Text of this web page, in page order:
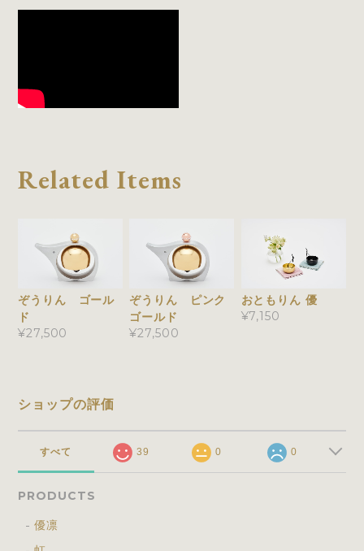
Related Items
ぞうりん ゴール
ド
¥27,500
ぞうりん ピンク
ゴールド
¥27,500
おともりん 優
¥7,150
ショップの評価
すべて 39 0 0
PRODUCTS
優凛